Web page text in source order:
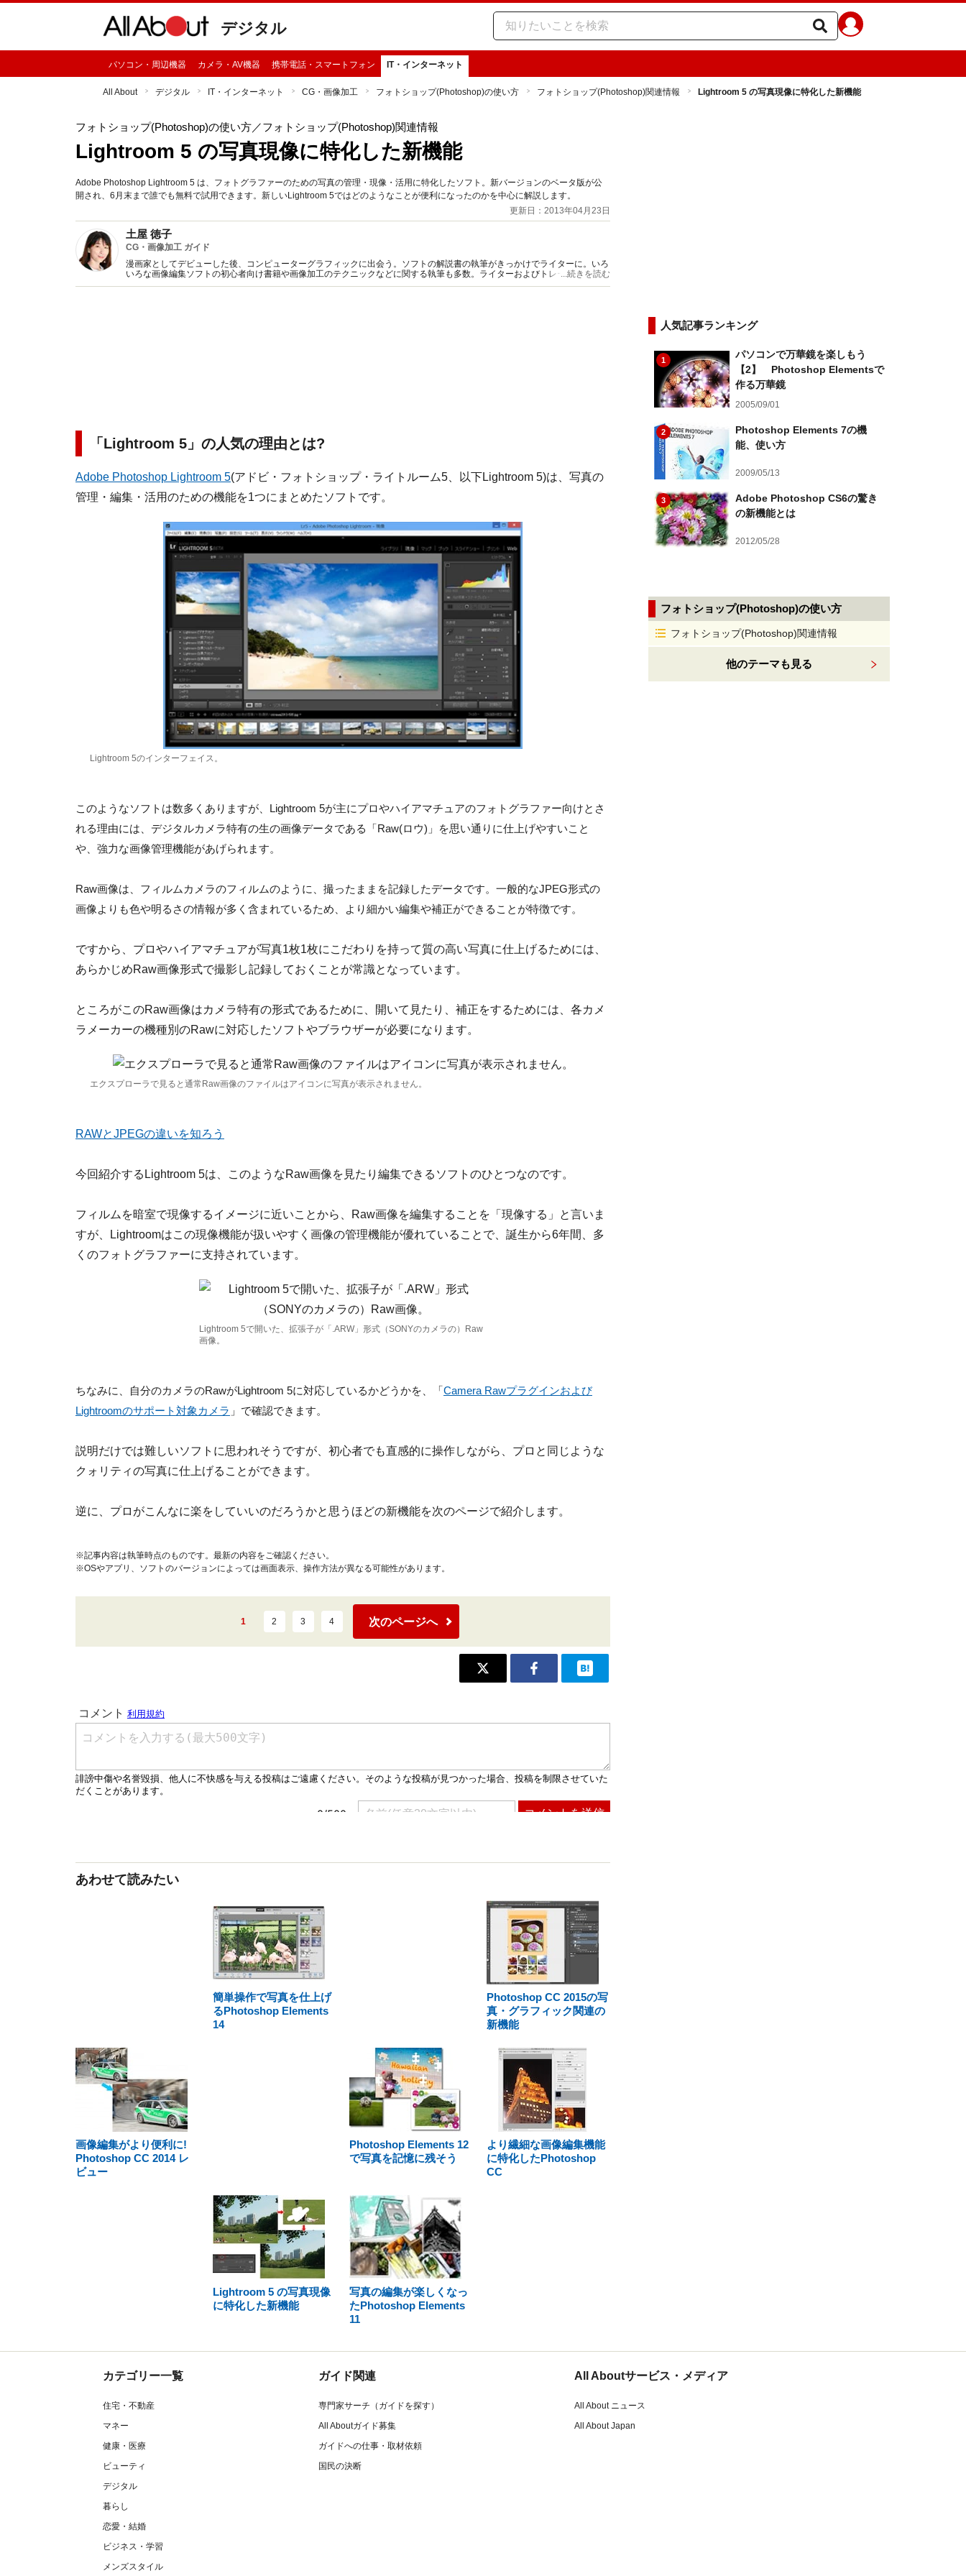
デジタル
パソコン・周辺機器 カメラ・AV機器 携帯電話・スマートフォン IT・インターネット
All About デジタル IT・インターネット CG・画像加工 フォトショップ(Photoshop)の使い方 フォトショップ(Photoshop)関連情報 Lightroom 5 の写真現像に特化した新機能
フォトショップ(Photoshop)の使い方／フォトショップ(Photoshop)関連情報
Lightroom 5 の写真現像に特化した新機能
Adobe Photoshop Lightroom 5 は、フォトグラファーのための写真の管理・現像・活用に特化したソフト。新バージョンのベータ版が公
開され、6月末まで誰でも無料で試用できます。新しいLightroom 5ではどのようなことが便利になったのかを中心に解説します。
更新日：2013年04月23日
土屋 徳子
CG・画像加工 ガイド
漫画家としてデビューした後、コンピューターグラフィックに出会う。ソフトの解説書の執筆がきっかけでライターに。いろ
いろな画像編集ソフトの初心者向け書籍や画像加工のテクニックなどに関する執筆も多数。ライターおよびトレーナー、イラ
ストレーターとしても活躍中。
...続きを読む
「Lightroom 5」の人気の理由とは?
Adobe Photoshop Lightroom 5(アドビ・フォトショップ・ライトルーム5、以下Lightroom 5)は、写真の
管理・編集・活用のための機能を1つにまとめたソフトです。
Lightroom 5のインターフェイス。
このようなソフトは数多くありますが、Lightroom 5が主にプロやハイアマチュアのフォトグラファー向けとさ
れる理由には、デジタルカメラ特有の生の画像データである「Raw(ロウ)」を思い通りに仕上げやすいこと
や、強力な画像管理機能があげられます。
Raw画像は、フィルムカメラのフィルムのように、撮ったままを記録したデータです。一般的なJPEG形式の
画像よりも色や明るさの情報が多く含まれているため、より細かい編集や補正ができることが特徴です。
ですから、プロやハイアマチュアが写真1枚1枚にこだわりを持って質の高い写真に仕上げるためには、
あらかじめRaw画像形式で撮影し記録しておくことが常識となっています。
ところがこのRaw画像はカメラ特有の形式であるために、開いて見たり、補正をするためには、各カメ
ラメーカーの機種別のRawに対応したソフトやブラウザーが必要になります。
エクスプローラで見ると通常Raw画像のファイルはアイコンに写真が表示されません。
RAWとJPEGの違いを知ろう
今回紹介するLightroom 5は、このようなRaw画像を見たり編集できるソフトのひとつなのです。
フィルムを暗室で現像するイメージに近いことから、Raw画像を編集することを「現像する」と言いま
すが、Lightroomはこの現像機能が扱いやすく画像の管理機能が優れていることで、誕生から6年間、多
くのフォトグラファーに支持されています。
Lightroom 5で開いた、拡張子が「.ARW」形式（SONYのカメラの）Raw
画像。
ちなみに、自分のカメラのRawがLightroom 5に対応しているかどうかを、「Camera Rawプラグインおよび
Lightroomのサポート対象カメラ 」で確認できます。
説明だけでは難しいソフトに思われそうですが、初心者でも直感的に操作しながら、プロと同じような
クォリティの写真に仕上げることができます。
逆に、プロがこんなに楽をしていいのだろうかと思うほどの新機能を次のページで紹介します。
※記事内容は執筆時点のものです。最新の内容をご確認ください。
※OSやアプリ、ソフトのバージョンによっては画面表示、操作方法が異なる可能性があります。
1 2 3 4 次のページへ
あわせて読みたい
簡単操作で写真を仕上げ
るPhotoshop Elements
14
Photoshop CC 2015の写
真・グラフィック関連の
新機能
画像編集がより便利に!
Photoshop CC 2014 レ
ビュー
Photoshop Elements 12
で写真を記憶に残そう
より繊細な画像編集機能
に特化したPhotoshop
CC
Lightroom 5 の写真現像
に特化した新機能
写真の編集が楽しくなっ
たPhotoshop Elements
11
人気記事ランキング
1
パソコンで万華鏡を楽しもう
【2】 Photoshop Elementsで
作る万華鏡
2005/09/01
2
Photoshop Elements 7の機
能、使い方
2009/05/13
3
Adobe Photoshop CS6の驚き
の新機能とは
2012/05/28
フォトショップ(Photoshop)の使い方
フォトショップ(Photoshop)関連情報
他のテーマも見る
カテゴリー一覧
住宅・不動産
マネー
健康・医療
ビューティ
デジタル
暮らし
恋愛・結婚
ビジネス・学習
メンズスタイル
ガイド関連
専門家サーチ（ガイドを探す）
All Aboutガイド募集
ガイドへの仕事・取材依頼
国民の決断
All Aboutサービス・メディア
All About ニュース
All About Japan